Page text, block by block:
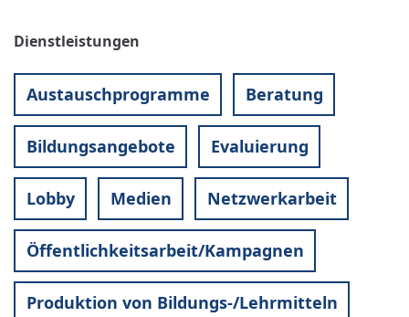
Dienstleistungen
Austauschprogramme Beratung
Bildungsangebote Evaluierung
Lobby Medien Netzwerkarbeit
Öffentlichkeitsarbeit/Kampagnen
Produktion von Bildungs-/Lehrmitteln